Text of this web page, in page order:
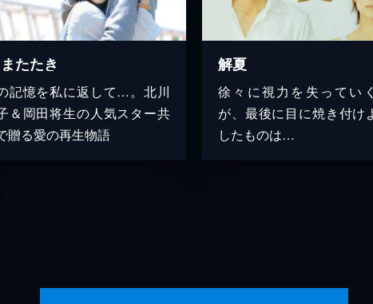
たたき
記憶を私に返して…。北川
＆岡田将生の人気スター共
贈る愛の再生物語
解夏
徐々に視力を失ってい
が、最後に目に焼き付け
したものは…